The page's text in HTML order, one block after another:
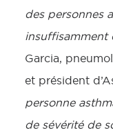
des personnes
insuffisamment
Garcia,
et président
personne
de sévérité de